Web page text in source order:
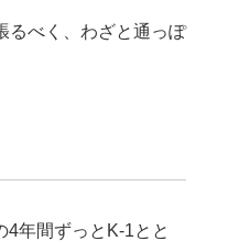
るべく、わざと通っぽ
年間ずっとK-1とと